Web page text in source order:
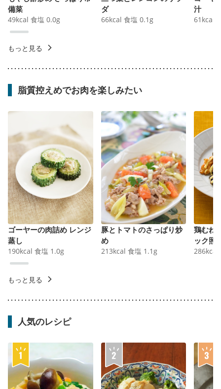
備菜
49kcal 食塩 0.0g
ダ
66kcal 食塩 0.1 g
汁
61 kcal
もっと見る
脂質控えめでお肉を楽しみたい
ゴーヤーの肉詰め レンジ
蒸し
190kcal 食塩 1.0g
豚とトマトのさっぱり炒
め
213kcal 食塩 1.1 g
鶏むね
ック照
286kcal
もっと見る
人気のレシピ